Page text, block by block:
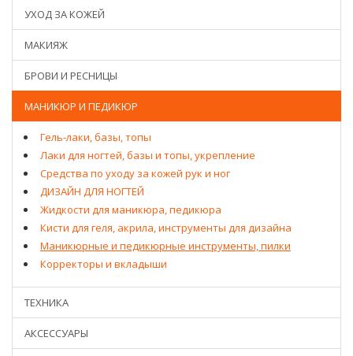
УХОД ЗА КОЖЕЙ
МАКИЯЖ
БРОВИ И РЕСНИЦЫ
МАНИКЮР И ПЕДИКЮР
Гель-лаки, базы, топы
Лаки для ногтей, базы и топы, укрепление
Средства по уходу за кожей рук и ног
ДИЗАЙН ДЛЯ НОГТЕЙ
Жидкости для маникюра, педикюра
Кисти для геля, акрила, инструменты для дизайна
Маникюрные и педикюрные инструменты, пилки
Корректоры и вкладыши
ТЕХНИКА
АКСЕССУАРЫ